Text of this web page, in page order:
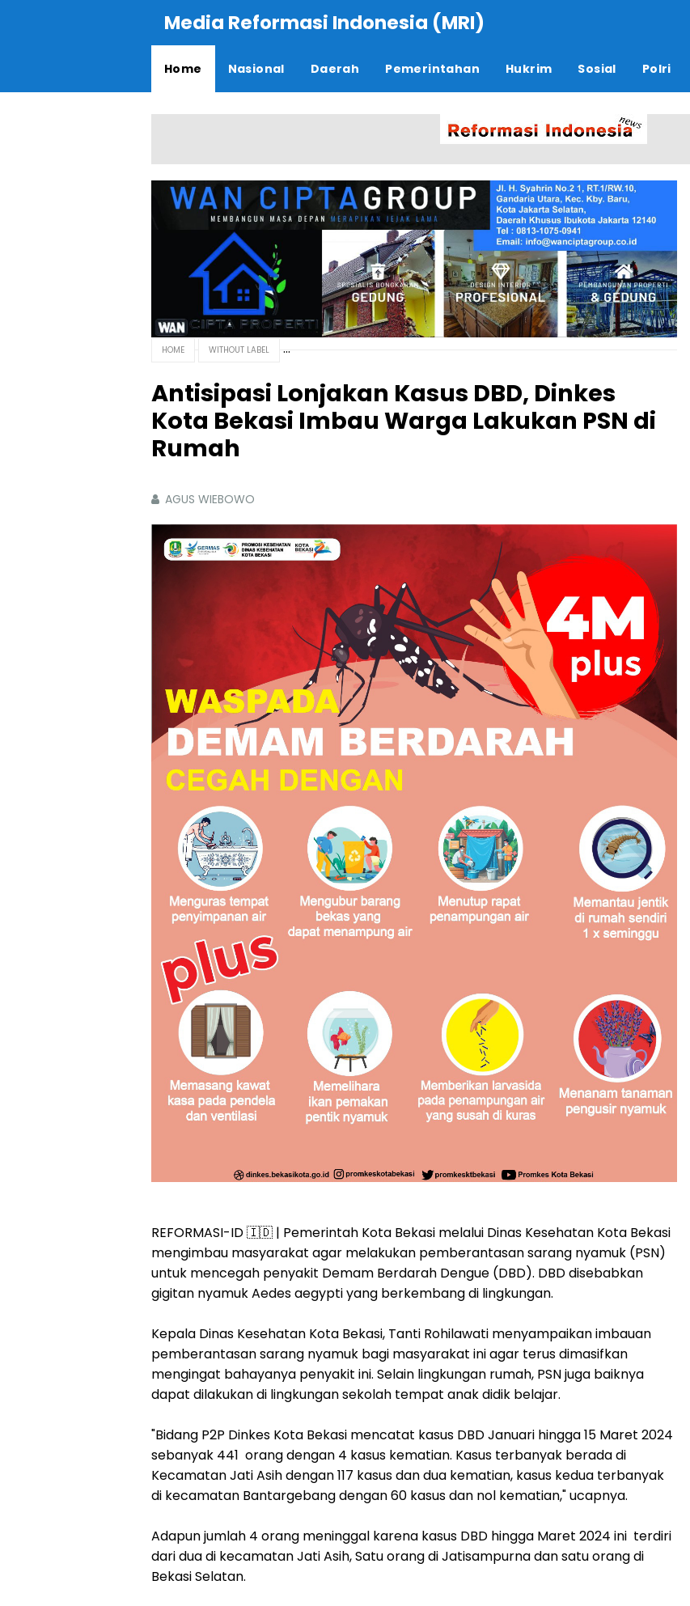
Media Reformasi Indonesia (MRI)
Home Nasional Daerah Pemerintahan Hukrim Sosial Polri
HOME WITHOUT LABEL
Antisipasi Lonjakan Kasus DBD, Dinkes
Kota Bekasi Imbau Warga Lakukan PSN di
Rumah
AGUS WIEBOWO
REFORMASI-ID 🇮🇩 | Pemerintah Kota Bekasi melalui Dinas Kesehatan Kota Bekasi
mengimbau masyarakat agar melakukan pemberantasan sarang nyamuk (PSN)
untuk mencegah penyakit Demam Berdarah Dengue (DBD). DBD disebabkan
gigitan nyamuk Aedes aegypti yang berkembang di lingkungan.
Kepala Dinas Kesehatan Kota Bekasi, Tanti Rohilawati menyampaikan imbauan
pemberantasan sarang nyamuk bagi masyarakat ini agar terus dimasifkan
mengingat bahayanya penyakit ini. Selain lingkungan rumah, PSN juga baiknya
dapat dilakukan di lingkungan sekolah tempat anak didik belajar.
"Bidang P2P Dinkes Kota Bekasi mencatat kasus DBD Januari hingga 15 Maret 2024
sebanyak 441 orang dengan 4 kasus kematian. Kasus terbanyak berada di
Kecamatan Jati Asih dengan 117 kasus dan dua kematian, kasus kedua terbanyak
di kecamatan Bantargebang dengan 60 kasus dan nol kematian," ucapnya.
Adapun jumlah 4 orang meninggal karena kasus DBD hingga Maret 2024 ini terdiri
dari dua di kecamatan Jati Asih, Satu orang di Jatisampurna dan satu orang di
Bekasi Selatan.